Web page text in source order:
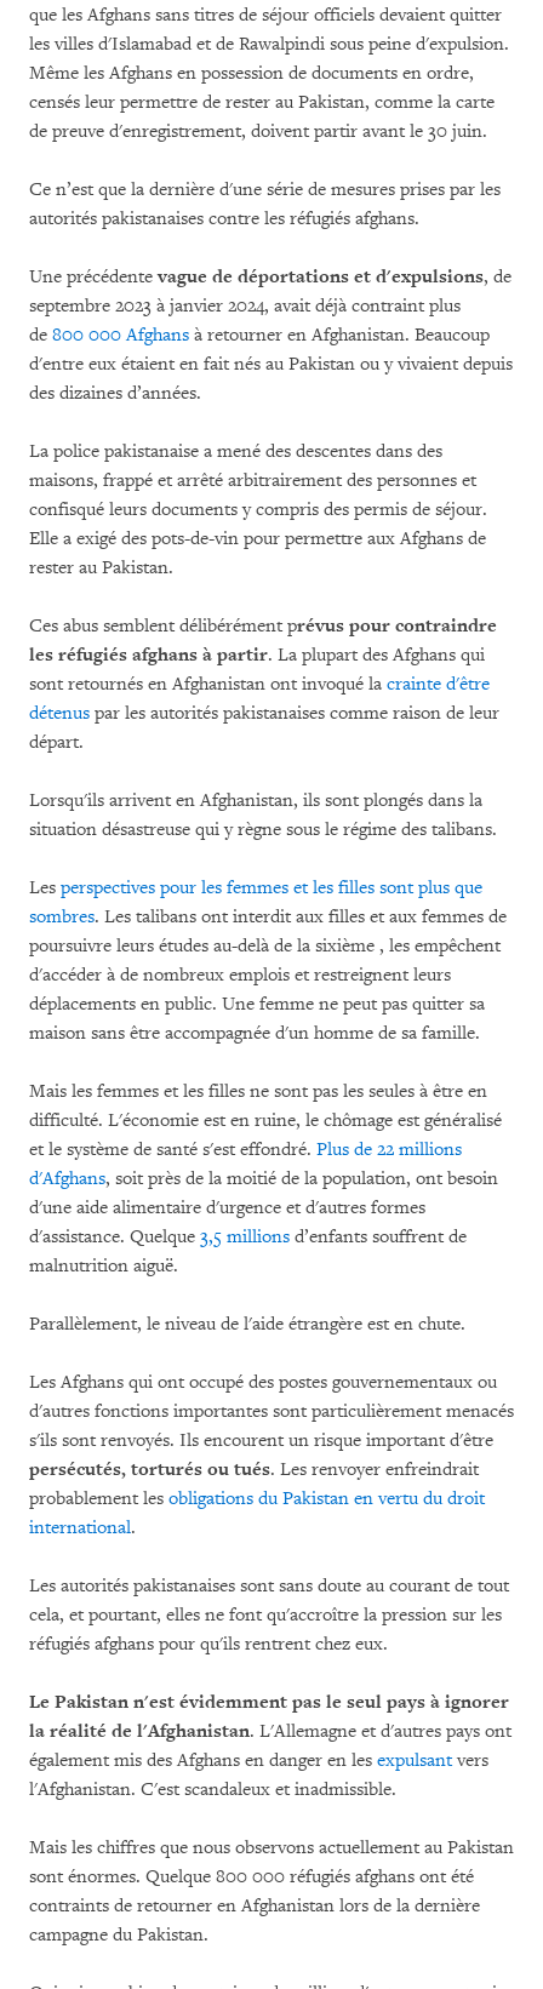
que les Afghans sans titres de séjour officiels devaient quitter
les villes d'Islamabad et de Rawalpindi sous peine d'expulsion.
Même les Afghans en possession de documents en ordre,
censés leur permettre de rester au Pakistan, comme la carte
de preuve d'enregistrement, doivent partir avant le 30 juin.
Ce n’est que la dernière d'une série de mesures prises par les
autorités pakistanaises contre les réfugiés afghans.
Une précédentevague de déportations et d'expulsions, de
septembre 2023 à janvier 2024, avait déjà contraint plus
de 800 000 Afghans à retourner en Afghanistan. Beaucoup
d'entre eux étaient en fait nés au Pakistan ou y vivaient depuis
des dizaines d’années.
La police pakistanaise a mené des descentes dans des
maisons, frappé et arrêté arbitrairement des personnes et
confisqué leurs documents y compris des permis de séjour.
Elle a exigé des pots-de-vin pour permettre aux Afghans de
rester au Pakistan.
Ces abus semblent délibérément prévus pour contraindre
les réfugiés afghans à partir. La plupart des Afghans qui
sont retournés en Afghanistan ont invoqué la crainte d'être
détenus par les autorités pakistanaises comme raison de leur
départ.
Lorsqu'ils arrivent en Afghanistan, ils sont plongés dans la
situation désastreuse qui y règne sous le régime des talibans.
Les perspectives pour les femmes et les filles sont plus que
sombres. Les talibans ont interdit aux filles et aux femmes de
poursuivre leurs études au-delà de la sixième , les empêchent
d'accéder à de nombreux emplois et restreignent leurs
déplacements en public. Une femme ne peut pas quitter sa
maison sans être accompagnée d'un homme de sa famille.
Mais les femmes et les filles ne sont pas les seules à être en
difficulté. L'économie est en ruine, le chômage est généralisé
et le système de santé s'est effondré. Plus de 22 millions
d'Afghans, soit près de la moitié de la population, ont besoin
d'une aide alimentaire d'urgence et d'autres formes
d'assistance. Quelque 3,5 millions d’enfants souffrent de
malnutrition aiguë.
Parallèlement, le niveau de l'aide étrangère est en chute.
Les Afghans qui ont occupé des postes gouvernementaux ou
d'autres fonctions importantes sont particulièrement menacés
s'ils sont renvoyés. Ils encourent un risque important d'être
persécutés, torturés ou tués. Les renvoyer enfreindrait
probablement les obligations du Pakistan en vertu du droit
international.
Les autorités pakistanaises sont sans doute au courant de tout
cela, et pourtant, elles ne font qu'accroître la pression sur les
réfugiés afghans pour qu'ils rentrent chez eux.
Le Pakistan n'est évidemment pas le seul pays à ignorer
la réalité de l'Afghanistan. L'Allemagne et d'autres pays ont
également mis des Afghans en danger en les expulsantvers
l'Afghanistan. C'est scandaleux et inadmissible.
Mais les chiffres que nous observons actuellement au Pakistan
sont énormes. Quelque 800 000 réfugiés afghans ont été
contraints de retourner en Afghanistan lors de la dernière
campagne du Pakistan.